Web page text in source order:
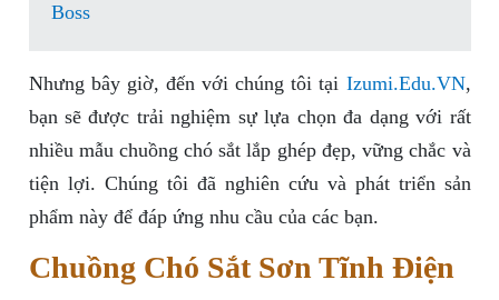
Boss
Nhưng bây giờ, đến với chúng tôi tại Izumi.Edu.VN,
bạn sẽ được trải nghiệm sự lựa chọn đa dạng với rất
nhiều mẫu chuồng chó sắt lắp ghép đẹp, vững chắc và
tiện lợi. Chúng tôi đã nghiên cứu và phát triển sản
phẩm này để đáp ứng nhu cầu của các bạn.
Chuồng Chó Sắt Sơn Tĩnh Điện